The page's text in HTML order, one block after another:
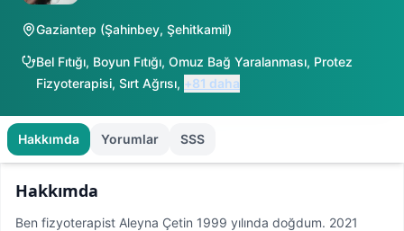
Gaziantep (Şahinbey, Şehitkamil)
Bel Fıtığı, Boyun Fıtığı, Omuz Bağ Yaralanması, Protez
Fizyoterapisi, Sırt Ağrısı, +81 daha
Hakkımda Yorumlar SSS
Hakkımda
Ben fizyoterapist Aleyna Çetin 1999 yılında doğdum. 2021